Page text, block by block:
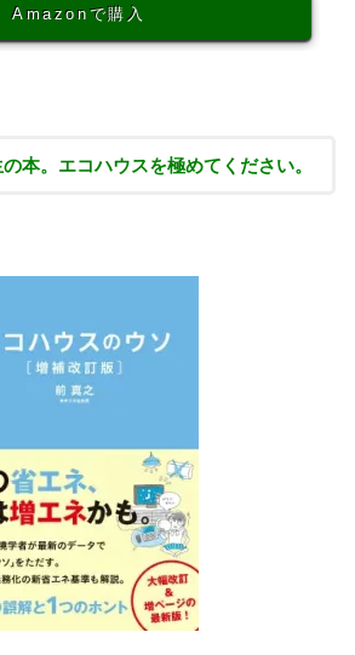
Amazonで購入
本。エコハウスを極めてください。